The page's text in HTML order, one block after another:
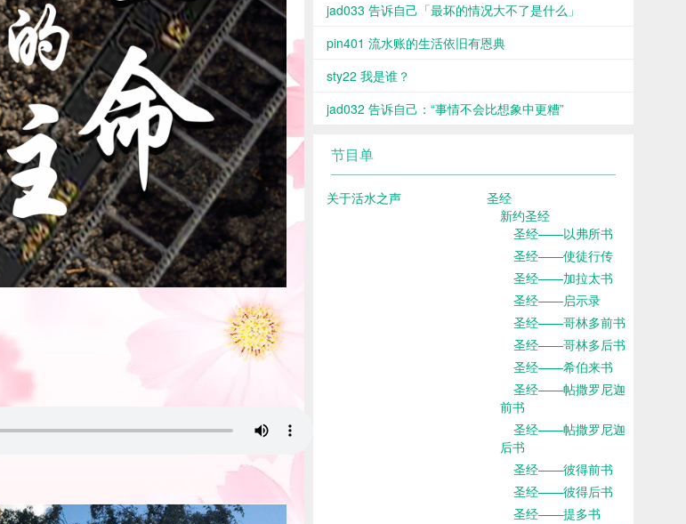
jad033 告诉自己「最坏的情况大不了是什么」
pin401 流水账的生活依旧有恩典
sty22 我是谁？
jad032 告诉自己：“事情不会比想象中更糟”
节目单
关于活水之声
圣经
新约圣经
圣经——以弗所书
圣经——使徒行传
圣经——加拉太书
圣经——启示录
圣经——哥林多前书
圣经——哥林多后书
圣经——希伯来书
圣经——帖撒罗尼迦
前书
圣经——帖撒罗尼迦
后书
圣经——彼得前书
圣经——彼得后书
圣经——提多书